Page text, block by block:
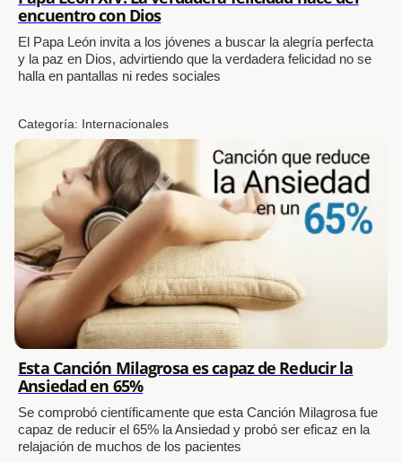
encuentro con Dios
El Papa León invita a los jóvenes a buscar la alegría perfecta
y la paz en Dios, advirtiendo que la verdadera felicidad no se
halla en pantallas ni redes sociales
Categoría: Internacionales
Esta Canción Milagrosa es capaz de Reducir la
Ansiedad en 65%
Se comprobó científicamente que esta Canción Milagrosa fue
capaz de reducir el 65% la Ansiedad y probó ser eficaz en la
relajación de muchos de los pacientes